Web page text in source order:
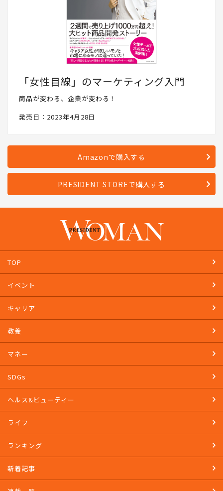
「女性目線」のマーケティング入門
商品が変わる、企業が変わる！
発売日：2023年4月28日
Amazonで購入する
PRESIDENT STOREで購入する
TOP
イベント
キャリア
教養
マネー
SDGs
ヘルス&ビューティー
ライフ
ランキング
新着記事